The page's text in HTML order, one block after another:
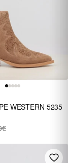
WESTERN 5235